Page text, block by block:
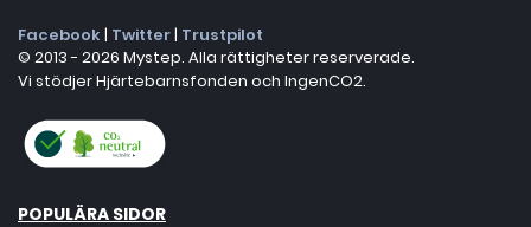
Facebook | Twitter| Trustpilot
© 2013 - 2026 Mystep. Alla rättigheter reserverade.
Vi stödjer Hjärtebarnsfonden och IngenCO2.
POPULÄRA SIDOR